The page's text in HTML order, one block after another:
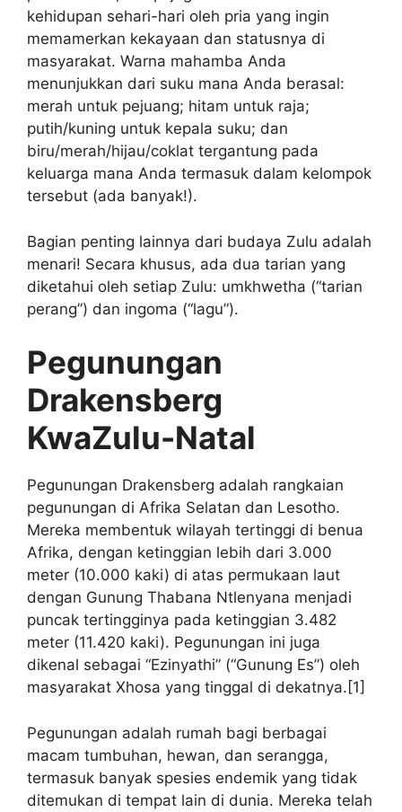
kehidupan sehari-hari oleh pria yang ingin
memamerkan kekayaan dan statusnya di
masyarakat. Warna mahamba Anda
menunjukkan dari suku mana Anda berasal:
merah untuk pejuang; hitam untuk raja;
putih/kuning untuk kepala suku; dan
biru/merah/hijau/coklat tergantung pada
keluarga mana Anda termasuk dalam kelompok
tersebut (ada banyak!).
Bagian penting lainnya dari budaya Zulu adalah
menari! Secara khusus, ada dua tarian yang
diketahui oleh setiap Zulu: umkhwetha (“tarian
perang”) dan ingoma (“lagu”).
Pegunungan
Drakensberg
KwaZulu-Natal
Pegunungan Drakensberg adalah rangkaian
pegunungan di Afrika Selatan dan Lesotho.
Mereka membentuk wilayah tertinggi di benua
Afrika, dengan ketinggian lebih dari 3.000
meter (10.000 kaki) di atas permukaan laut
dengan Gunung Thabana Ntlenyana menjadi
puncak tertingginya pada ketinggian 3.482
meter (11.420 kaki). Pegunungan ini juga
dikenal sebagai “Ezinyathi” (“Gunung Es”) oleh
masyarakat Xhosa yang tinggal di dekatnya.[1]
Pegunungan adalah rumah bagi berbagai
macam tumbuhan, hewan, dan serangga,
termasuk banyak spesies endemik yang tidak
ditemukan di tempat lain di dunia. Mereka telah